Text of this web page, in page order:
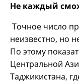
Не каждый
Точное число
неизвестно, но
По этому
Центральной
Таджикистана,